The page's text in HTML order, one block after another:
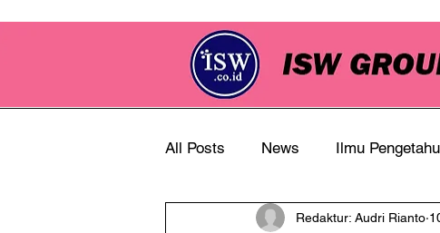
All Posts News Ilmu
Info PerkebunanRedaktur: Audri Rianto